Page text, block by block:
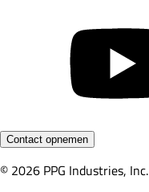
Contact opnemen
© 2026 PPG Industries,